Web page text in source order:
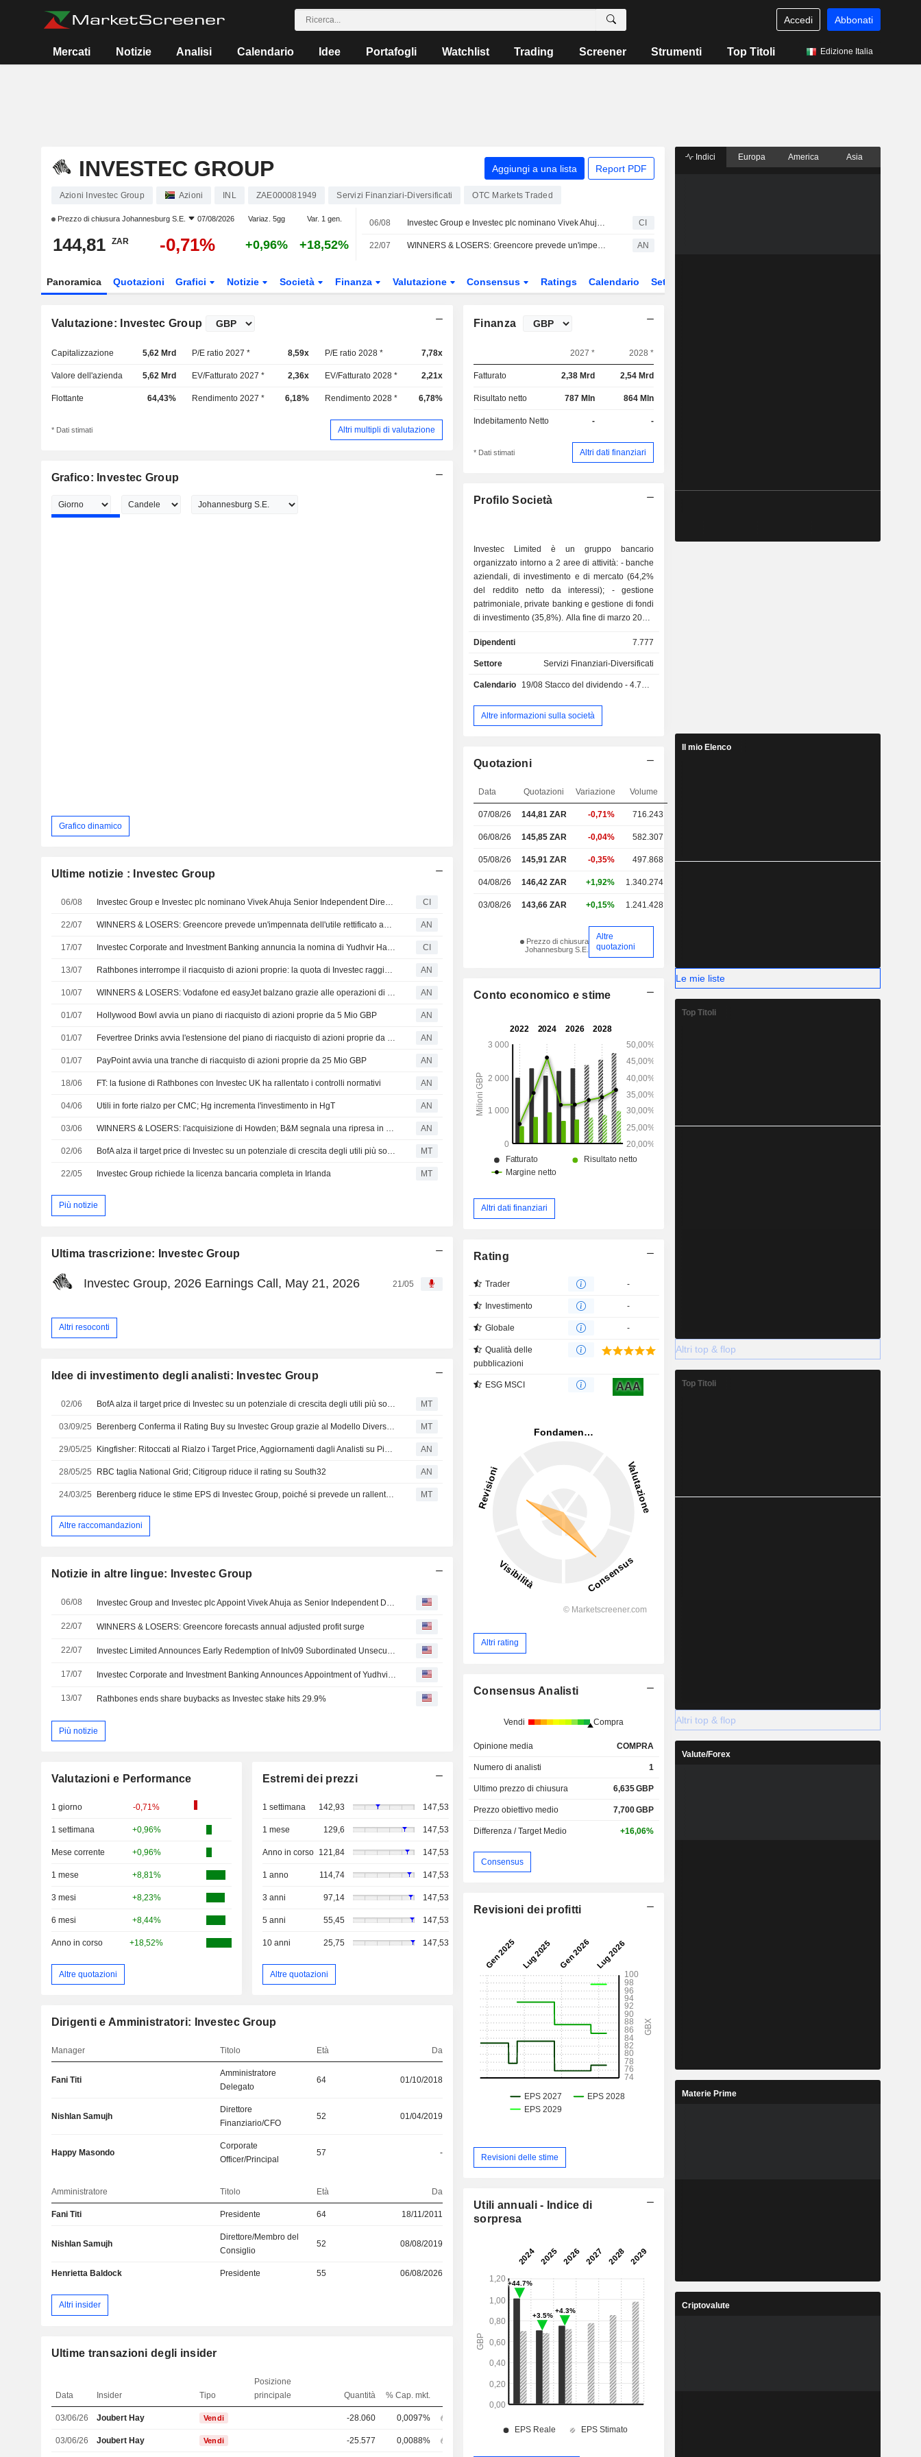
Accedi Abbonati
Mercati Notizie Analisi Calendario Idee Portafogli Watchlist Trading Screener Strumenti Top Titoli Edizione Italia
INVESTEC GROUP Aggiungi a una lista Report PDF
Azioni Investec Group Azioni INL ZAE000081949 Servizi Finanziari-Diversificati OTC Markets Traded
Prezzo di chiusura Johannesburg S.E. 07/08/2026 Variaz. 5gg Var. 1 gen.
144,81 ZAR -0,71% +0,96% +18,52%
06/08 Investec Group e Investec plc nominano Vivek Ahuja Senior Independent Director e Presidente ad interim del Comitato per le Remunerazioni DLC, con effetto dal 6 agosto 2026 CI
22/07 WINNERS & LOSERS: Greencore prevede un'impennata dell'utile rettificato annuale AN
Panoramica Quotazioni Grafici Notizie Società Finanza Valutazione Consensus Ratings Calendario Settore
Valutazione: Investec Group
Capitalizzazione 5,62 Mrd P/E ratio 2027 * 8,59x P/E ratio 2028 * 7,78x
Valore dell'azienda 5,62 Mrd EV/Fatturato 2027 * 2,36x EV/Fatturato 2028 * 2,21x
Flottante 64,43% Rendimento 2027 * 6,18% Rendimento 2028 * 6,78%
* Dati stimati Altri multipli di valutazione
Grafico: Investec Group
Grafico dinamico
Ultime notizie : Investec Group
06/08 Investec Group e Investec plc nominano Vivek Ahuja Senior Independent Director e Presidente ad interim del Comitato per le Remunerazioni DLC, con effetto dal 6 agosto 2026 CI
22/07 WINNERS & LOSERS: Greencore prevede un'impennata dell'utile rettificato annuale AN
17/07 Investec Corporate and Investment Banking annuncia la nomina di Yudhvir Harrilal a responsabile dell'International Trade Finance CI
13/07 Rathbones interrompe il riacquisto di azioni proprie: la quota di Investec raggiunge il 29,9% AN
10/07 WINNERS & LOSERS: Vodafone ed easyJet balzano grazie alle operazioni di M&A AN
01/07 Hollywood Bowl avvia un piano di riacquisto di azioni proprie da 5 Mio GBP AN
01/07 Fevertree Drinks avvia l'estensione del piano di riacquisto di azioni proprie da 30 Mio GBP AN
01/07 PayPoint avvia una tranche di riacquisto di azioni proprie da 25 Mio GBP AN
18/06 FT: la fusione di Rathbones con Investec UK ha rallentato i controlli normativi AN
04/06 Utili in forte rialzo per CMC; Hg incrementa l'investimento in HgT AN
03/06 WINNERS & LOSERS: l'acquisizione di Howden; B&M segnala una ripresa in corso AN
02/06 BofA alza il target price di Investec su un potenziale di crescita degli utili più solido MT
22/05 Investec Group richiede la licenza bancaria completa in Irlanda MT
Più notizie
Ultima trascrizione: Investec Group
Investec Group, 2026 Earnings Call, May 21, 2026 21/05
Altri resoconti
Idee di investimento degli analisti: Investec Group
02/06 MT
03/09/25 MT
29/05/25 AN
28/05/25 RBC taglia National Grid; Citigroup riduce il rating su South32 AN
24/03/25 MT
Altre raccomandazioni
Notizie in altre lingue: Investec Group
06/08 Investec Group and Investec plc Appoint Vivek Ahuja as Senior Independent Director and Acting Chair of the DLC Remuneration Committee, Effective August 6, 2026
22/07 WINNERS & LOSERS: Greencore forecasts annual adjusted profit surge
22/07 Investec Limited Announces Early Redemption of Inlv09 Subordinated Unsecured Callable Notes
17/07 Investec Corporate and Investment Banking Announces Appointment of Yudhvir Harrilal to Head of International Trade Finance
13/07 Rathbones ends share buybacks as Investec stake hits 29.9%
Più notizie
Valutazioni e Performance
1 giorno -0,71%
1 settimana +0,96%
Mese corrente +0,96%
1 mese +8,81%
3 mesi +8,23%
6 mesi +8,44%
Anno in corso +18,52%
Altre quotazioni
Estremi dei prezzi
1 settimana 142,93 147,53
1 mese 129,6 147,53
Anno in corso 121,84 147,53
1 anno 114,74 147,53
3 anni 97,14 147,53
5 anni 55,45 147,53
10 anni 25,75 147,53
Altre quotazioni
Dirigenti e Amministratori: Investec Group
Manager Titolo Età Da
Fani Titi
Amministratore
Delegato
64 01/10/2018
Nishlan Samujh
Direttore
Finanziario/CFO
52 01/04/2019
Happy Masondo
Corporate
Officer/Principal
57 -
Amministratore Titolo Età Da
Fani Titi Presidente 64 18/11/2011
Nishlan Samujh
Direttore/Membro del
Consiglio
52 08/08/2019
Henrietta Baldock Presidente 55 06/08/2026
Altri insider
Ultime transazioni degli insider
Data Insider Tipo
Posizione
principale
Quantità % Cap. mkt.
03/06/26 Joubert Hay Vendi -28.060 0,0097%
03/06/26 Joubert Hay Vendi -25.577 0,0088%
Finanza
2027 * 2028 *
Fatturato 2,38 Mrd 2,54 Mrd
Risultato netto 787 Mln 864 Mln
Indebitamento Netto - -
* Dati stimati Altri dati finanziari
Profilo Società
Investec Limited è un gruppo bancario
organizzato intorno a 2 aree di attività: - banche
aziendali, di investimento e di mercato (64,2%
del reddito netto da interessi); - gestione
patrimoniale, private banking e gestione di fondi
di investimento (35,8%). Alla fine di marzo 2022,
depositi correnti e 29,6 miliardi di sterline di
prestiti correnti.
Dipendenti 7.777
Settore Servizi Finanziari-Diversificati
Calendario 19/08 Stacco del dividendo - 4.72 ZAR
Altre informazioni sulla società
Quotazioni
Data Quotazioni Variazione Volume
07/08/26 144,81 ZAR -0,71% 716.243
06/08/26 145,85 ZAR -0,04% 582.307
05/08/26 145,91 ZAR -0,35% 497.868
04/08/26 146,42 ZAR +1,92% 1.340.274
03/08/26 143,66 ZAR +0,15% 1.241.428
Prezzo di chiusura
Johannesburg S.E.
Altre
quotazioni
Conto economico e stime
Altri dati finanziari
Rating
Trader -
Investimento -
Globale -
Qualità delle
pubblicazioni
ESG MSCI AAA
Altri rating
Consensus Analisti
Vendi Compra
Opinione media COMPRA
Numero di analisti 1
Ultimo prezzo di chiusura 6,635GBP
Prezzo obiettivo medio 7,700GBP
Differenza / Target Medio +16,06%
Consensus
Revisioni dei profitti
Revisioni delle stime
Utili annuali - Indice di
sorpresa
Indici Europa America Asia
Il mio Elenco
Le mie liste
Top Titoli
Altri top & flop
Top Titoli
Altri top & flop
Valute/Forex
Materie Prime
Criptovalute